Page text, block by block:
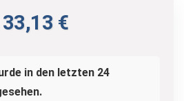
€
in den letzten 24